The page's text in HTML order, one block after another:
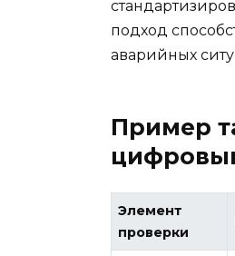
подход
аварийных
Пример
Элемент
проверки